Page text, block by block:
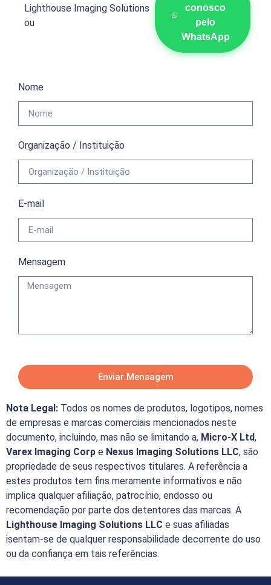
Lighthouse Imaging Solutions
ou
conosco
pelo
WhatsApp
Nome
Organização / Instituição
E-mail
Mensagem
Enviar Mensagem
Nota Legal: Todos os nomes de produtos, logotipos, nomes
de empresas e marcas comerciais mencionados neste
documento, incluindo, mas não se limitando a, Micro-X Ltd,
Varex Imaging Corp e Nexus Imaging Solutions LLC, são
propriedade de seus respectivos titulares. A referência a
estes produtos tem fins meramente informativos e não
implica qualquer afiliação, patrocínio, endosso ou
recomendação por parte dos detentores das marcas. A
Lighthouse Imaging Solutions LLC e suas afiliadas
isentam-se de qualquer responsabilidade decorrente do uso
ou da confiança em tais referências.